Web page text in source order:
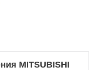
MITSUBISHI